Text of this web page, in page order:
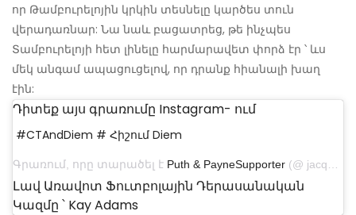
որ Թամբուրելոյին կրկին տեսնելը կարծես տուն
վերադառնար: Նա նաև բացատրեց, թե ինչպես
Տամբուրելոյի հետ լինելը հարմարավետ փորձ էր ՝ ևս
մեկ անգամ ապացուցելով, որ դրանք հիանալի խաղ
էին:
Դիտեք այս գրառումը Instagram- ում
#CTAndDiem # Հիշում Diem
Գրառում, որը տարածել է Puth & PayneSupporter (@ jacqueline_rose92) օգոստոսի 9, 2018-ին, առավոտյան 8:15 PDT
Լավ Առավոտ Ֆուտբոլային Դերասանական
Կազմը ՝ Kay Adams